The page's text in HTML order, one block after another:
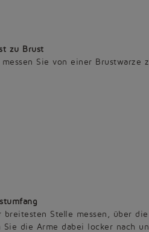
zu Brust
Sie von einer Brustwarze
breitesten Stelle messen, über
Sie die Arme dabei locker nach